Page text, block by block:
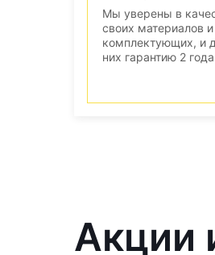
Мы уверены в
своих материалов и
комплектующих, и
них гарантию 2
Акции